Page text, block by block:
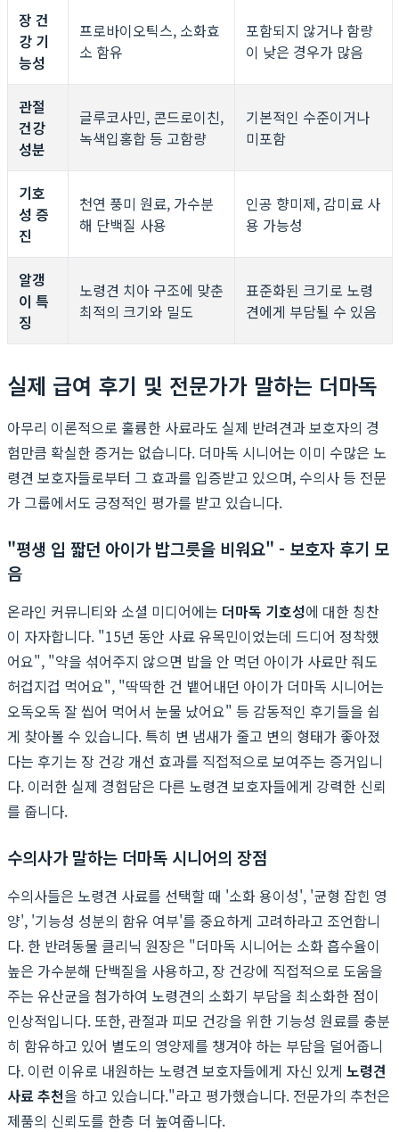
장 건
강 기
능성
프로바이오틱스, 소화효
소 함유
포함되지 않거나 함량
이 낮은 경우가 많음
관절
건강
성분
글루코사민, 콘드로이친,
녹색입홍합 등 고함량
기본적인 수준이거나
미포함
기호
성 증
진
천연 풍미 원료, 가수분
해 단백질 사용
인공 향미제, 감미료 사
용 가능성
알갱
이 특
징
노령견 치아 구조에 맞춘
최적의 크기와 밀도
표준화된 크기로 노령
견에게 부담될 수 있음
실제 급여 후기 및 전문가가 말하는 더마독
아무리 이론적으로 훌륭한 사료라도 실제 반려견과 보호자의 경
험만큼 확실한 증거는 없습니다. 더마독 시니어는 이미 수많은 노
령견 보호자들로부터 그 효과를 입증받고 있으며, 수의사 등 전문
가 그룹에서도 긍정적인 평가를 받고 있습니다.
"평생 입 짧던 아이가 밥그릇을 비워요" - 보호자 후기 모
음
온라인 커뮤니티와 소셜 미디어에는 더마독 기호성에 대한 칭찬
이 자자합니다. "15년 동안 사료 유목민이었는데 드디어 정착했
어요", "약을 섞어주지 않으면 밥을 안 먹던 아이가 사료만 줘도
허겁지겁 먹어요", "딱딱한 건 뱉어내던 아이가 더마독 시니어는
오독오독 잘 씹어 먹어서 눈물 났어요" 등 감동적인 후기들을 쉽
게 찾아볼 수 있습니다. 특히 변 냄새가 줄고 변의 형태가 좋아졌
다는 후기는 장 건강 개선 효과를 직접적으로 보여주는 증거입니
다. 이러한 실제 경험담은 다른 노령견 보호자들에게 강력한 신뢰
를 줍니다.
수의사가 말하는 더마독 시니어의 장점
수의사들은 노령견 사료를 선택할 때 '소화 용이성', '균형 잡힌 영
양', '기능성 성분의 함유 여부'를 중요하게 고려하라고 조언합니
다. 한 반려동물 클리닉 원장은 "더마독 시니어는 소화 흡수율이
높은 가수분해 단백질을 사용하고, 장 건강에 직접적으로 도움을
주는 유산균을 첨가하여 노령견의 소화기 부담을 최소화한 점이
인상적입니다. 또한, 관절과 피모 건강을 위한 기능성 원료를 충분
히 함유하고 있어 별도의 영양제를 챙겨야 하는 부담을 덜어줍니
다. 이런 이유로 내원하는 노령견 보호자들에게 자신 있게 노령견
사료 추천을 하고 있습니다."라고 평가했습니다. 전문가의 추천은
제품의 신뢰도를 한층 더 높여줍니다.